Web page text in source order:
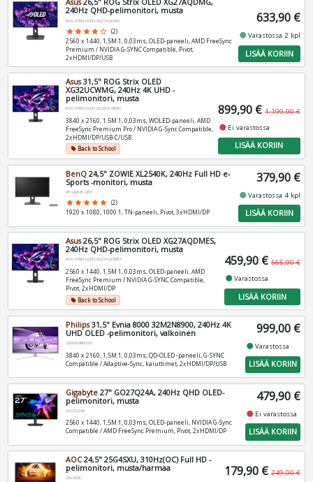
Asus26,5" ROG Strix OLED XG27AQDMG,
240Hz QHD-pelimonitori, musta
ROG-STRIX-OLED-XG27AQDMG
star star star star star_border (2)
2560 x 1440, 1,5M:1, 0,03ms, OLED-paneeli, AMD FreeSync
Premium / NVIDIA G-SYNC Compatible, Pivot,
2xHDMI/DP/USB
633,90 €
fiber_manual_recordVarastossa 2 kpl
LISÄÄ KORIIN
Asus31,5" ROG Strix OLED
XG32UCWMG, 240Hz 4K UHD -
pelimonitori, musta
ROG-STRIX-OLED-XG32UCWMG
3840 x 2160, 1.5M:1, 0,03ms, WOLED-paneeli, AMD
FreeSync Premium Pro / NVIDIA G-Sync Compatible,
2xHDMI/DP/USB-C/USB
local_offerBack to School
899,90 € 1 199,90 €
fiber_manual_record Ei varastossa
LISÄÄ KORIIN
BenQ 24,5" ZOWIE XL2540K, 240Hz Full HD e-
Sports -monitori, musta
9H.LJMLB.QBE
star star star star star (2)
1920 x 1080, 1000:1, TN-paneeli, Pivot, 3xHDMI/DP
379,90 €
fiber_manual_recordVarastossa 4 kpl
LISÄÄ KORIIN
Asus26,5" ROG Strix OLED XG27AQDMES,
240Hz QHD-pelimonitori, musta
ROG-STRIX-OLED-XG27AQDMES
2560 x 1440, 1,5M:1, 0,03ms, OLED-paneeli, AMD
FreeSync Premium / NVIDIA G-SYNC Compatible,
Pivot, 2xHDMI/DP
local_offerBack to School
459,90 € 565,90 €
fiber_manual_recordVarastossa
LISÄÄ KORIIN
Philips31,5" Evnia 8000 32M2N8900, 240Hz 4K
UHD OLED -pelimonitori, valkoinen
32M2N8900/00
3840 x 2160, 1,5M:1, 0,03ms, QD-OLED -paneeli, G-SYNC
Compatible / Adaptive-Sync, kaiuttimet, 2xHDMI/DP/USB
999,00 €
fiber_manual_recordVarastossa
LISÄÄ KORIIN
Gigabyte 27" GO27Q24A, 240Hz QHD OLED-
pelimonitori, musta
GO27Q24A
2560 x 1440, 1,5M:1, 0,03ms, OLED-paneeli, NVIDIA G-Sync
Compatible / AMD FreeSync Premium, Pivot, 2xHDMI/DP
479,90 €
fiber_manual_record Ei varastossa
LISÄÄ KORIIN
AOC24,5" 25G4SXU, 310Hz(OC) Full HD -
pelimonitori, musta/harmaa
25G4SXU 179,90 € 249,00 €